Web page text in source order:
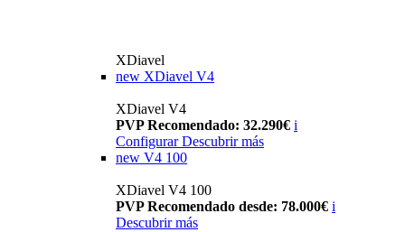
XDiavel
new XDiavel V4
XDiavel V4
PVP Recomendado: 32.290€ i
Configurar Descubrir más
new V4 100
XDiavel V4 100
PVP Recomendado desde: 78.000€ i
Descubrir más